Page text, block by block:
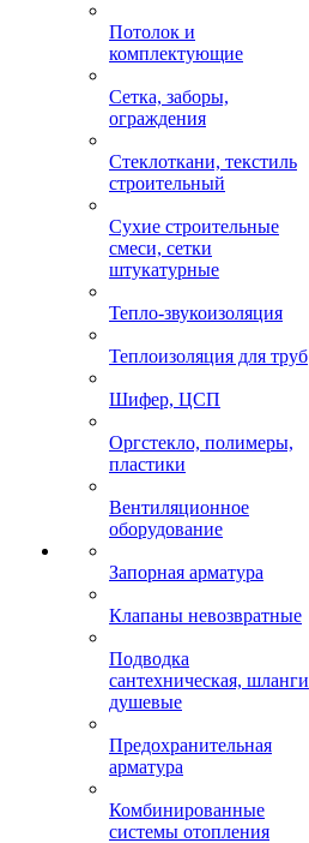
Потолок и
комплектующие
Сетка, заборы,
ограждения
Стеклоткани, текстиль
строительный
Сухие строительные
смеси, сетки
штукатурные
Тепло-звукоизоляция
Теплоизоляция для труб
Шифер, ЦСП
Оргстекло, полимеры,
пластики
Вентиляционное
оборудование
Запорная арматура
Клапаны невозвратные
Подводка
сантехническая, шланги
душевые
Предохранительная
арматура
Комбинированные
системы отопления